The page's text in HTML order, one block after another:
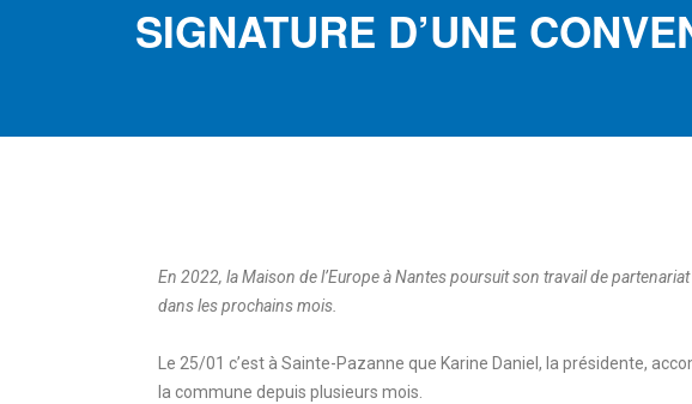
SIGNATURE D’UNE
En 2022, la Maison de l’Europe à Nantes poursuit son travail de
dans les prochains mois.
Le 25/01 c’est à Sainte-Pazanne que Karine Daniel, la présidente,
la commune depuis plusieurs mois.